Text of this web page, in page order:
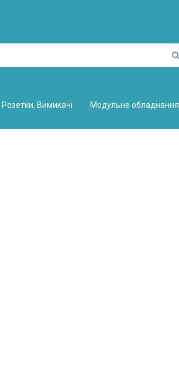
Розетки, Вимикачі Модульне обладнання